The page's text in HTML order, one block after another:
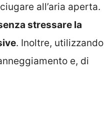
all’aria aperta.
stressare la
. Inoltre, utilizzando
e, di